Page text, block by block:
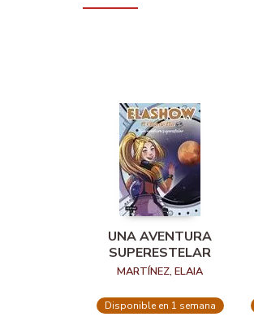
UNA AVENTURA
SUPERESTELAR
MARTÍNEZ, ELAIA
Disponible en 1 semana